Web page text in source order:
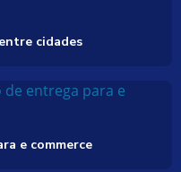
cidades
e commerce